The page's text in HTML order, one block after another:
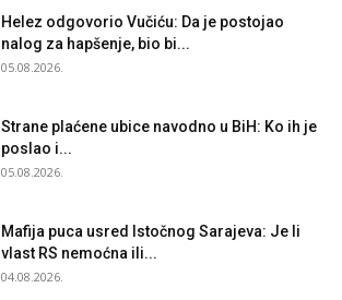
Helez odgovorio Vučiću: Da je postojao
nalog za hapšenje, bio bi...
05.08.2026.
Strane plaćene ubice navodno u BiH: Ko ih je
poslao i...
05.08.2026.
Mafija puca usred Istočnog Sarajeva: Je li
vlast RS nemoćna ili...
04.08.2026.